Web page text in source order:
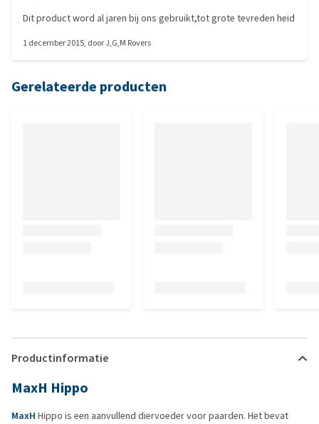
Dit product word al jaren bij ons gebruikt,tot grote tevreden heid
1 december 2015, doorJ,G,M Rovers
Gerelateerde producten
Productinformatie
MaxH Hippo
MaxH Hippo is een aanvullend diervoeder voor paarden. Het bevat